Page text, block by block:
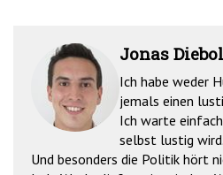
Jonas
Ich habe weder
jemals einen
Ich warte
selbst lustig wird.
Und besonders die Politik hört